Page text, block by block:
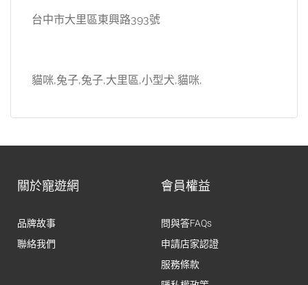
台中市大里區東興路393號
貓咪,兔子,兔子,大里區,小型犬,貓咪,
關於寵遊網
品牌故事
聯絡我們
會員權益
問與答FAQs
申請店家認證
服務條款